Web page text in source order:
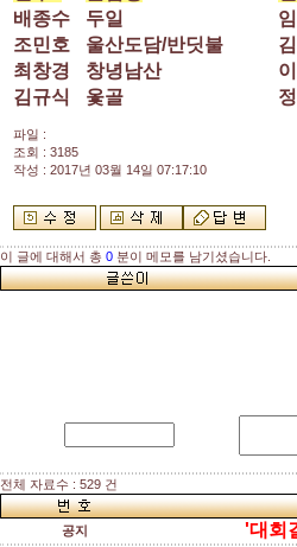
배종수
두일
조민호
울산도담/반딧불
최창경
창녕남산
김규식
옻골
파일 :
조회 : 3185
작성 : 2017년 03월 14일 07:17:10
이 글에 대해서 총 0 분이 메모를 남기셨습니다.
전체 자료수 : 529 건
공지 '대회